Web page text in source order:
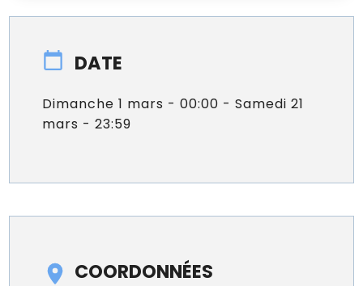
DATE
Dimanche 1 mars - 00:00 - Samedi 21
mars - 23:59
COORDONNÉES